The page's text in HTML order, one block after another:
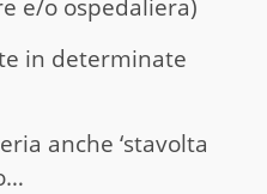
e/o ospedaliera)
in determinate
anche ‘stavolta